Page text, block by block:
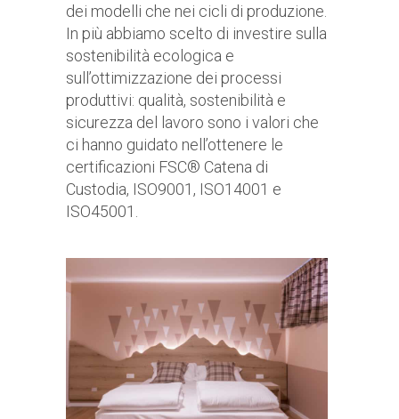
dei modelli che nei cicli di produzione.
In più abbiamo scelto di investire sulla
sostenibilità ecologica e
sull’ottimizzazione dei processi
produttivi: qualità, sostenibilità e
sicurezza del lavoro sono i valori che
ci hanno guidato nell’ottenere le
certificazioni FSC® Catena di
Custodia, ISO9001, ISO14001 e
ISO45001.